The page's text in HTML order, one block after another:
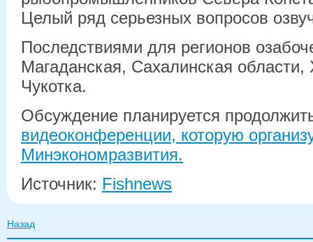
Целый ряд серьезных вопросов
Последствиями для регионов
Магаданская, Сахалинская области,
Чукотка.
Обсуждение планируется
видеоконференции, которую
Минэкономразвития.
Источник: Fishnews
Назад